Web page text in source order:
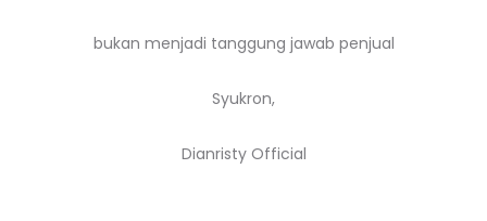
bukan menjadi tanggung jawab penjual
Syukron,
Dianristy Official